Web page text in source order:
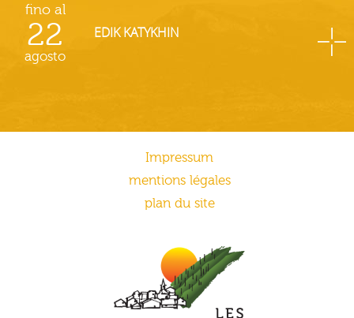
fino al
22
agosto
EDIK KATYKHIN
Impressum
mentions légales
plan du site